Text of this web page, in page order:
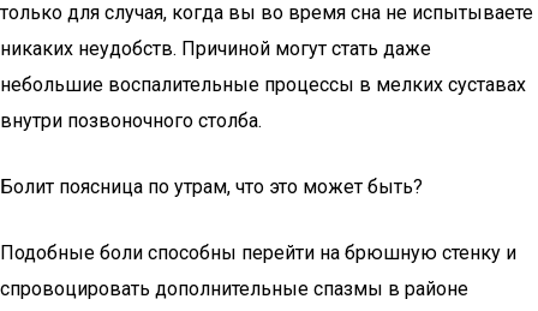
только для случая, когда вы во время сна не испытываете
никаких неудобств. Причиной могут стать даже
небольшие воспалительные процессы в мелких суставах
внутри позвоночного столба.
Болит поясница по утрам, что это может быть?
Подобные боли способны перейти на брюшную стенку и
спровоцировать дополнительные спазмы в районе